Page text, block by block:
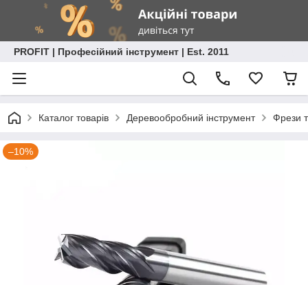
PROFIT | Професійний інструмент | Est. 2011
Каталог товарів Деревообробний інструмент Фрези
–10%